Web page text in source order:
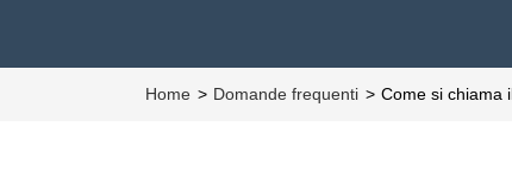
Home Domande frequenti Come si chiama